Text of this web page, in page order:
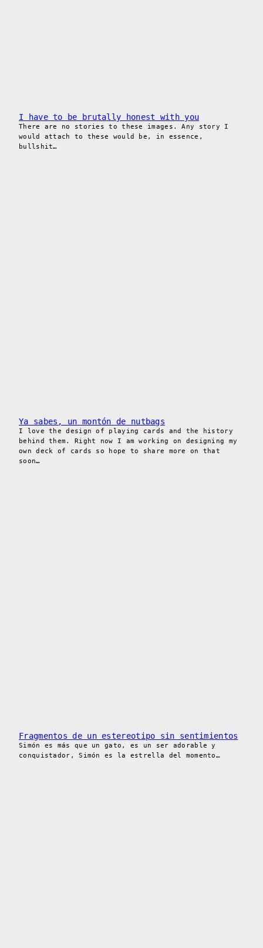
I have to be brutally honest with you
There are no stories to these images. Any story I
would attach to these would be, in essence,
bullshit…
Ya sabes, un montón de nutbags
I love the design of playing cards and the history
behind them. Right now I am working on designing my
own deck of cards so hope to share more on that
soon…
Fragmentos de un estereotipo sin sentimientos
Simón es más que un gato, es un ser adorable y
conquistador, Simón es la estrella del momento…